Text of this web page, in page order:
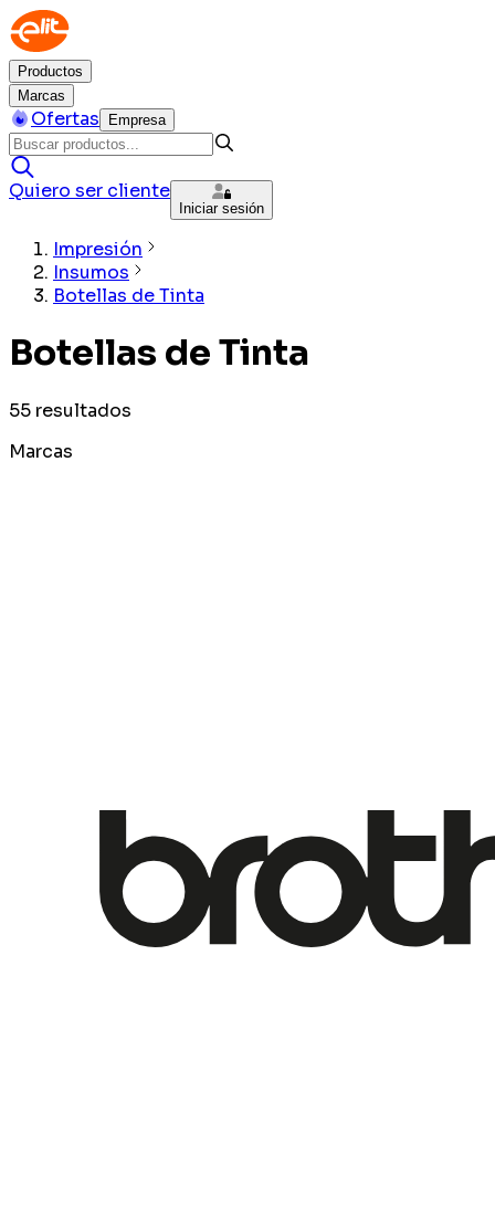
Productos
Marcas
Ofertas Empresa
Quiero ser cliente
Iniciar sesión
Impresión
Insumos
Botellas de Tinta
Botellas de Tinta
55 resultados
Marcas